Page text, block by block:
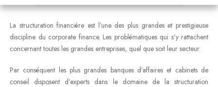
La structuration financière est l’une des plus grandes et prestigieuse
discipline du corporate finance. Les problématiques qui s’y rattachent
concernant toutes les grandes entreprises, quel que soit leur secteur.
Par conséquent les plus grandes banques d’affaires et cabinets de
conseil disposent d’experts dans le domaine de la structuration